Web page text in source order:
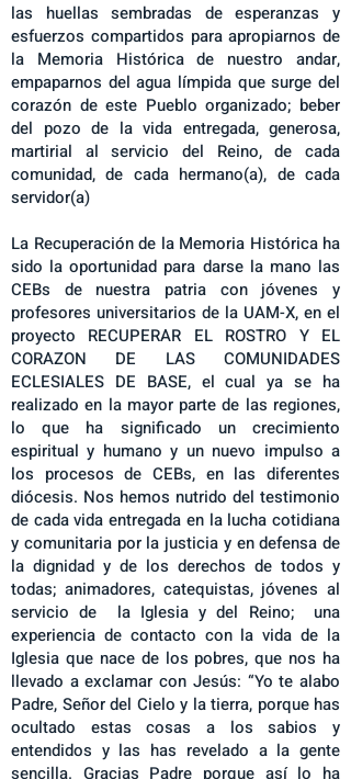
las huellas sembradas de esperanzas y
esfuerzos compartidos para apropiarnos de
la Memoria Histórica de nuestro andar,
empaparnos del agua límpida que surge del
corazón de este Pueblo organizado; beber
del pozo de la vida entregada, generosa,
martirial al servicio del Reino, de cada
comunidad, de cada hermano(a), de cada
servidor(a)
La Recuperación de la Memoria Histórica ha
sido la oportunidad para darse la mano las
CEBs de nuestra patria con jóvenes y
profesores universitarios de la UAM-X, en el
proyecto RECUPERAR EL ROSTRO Y EL
CORAZON DE LAS COMUNIDADES
ECLESIALES DE BASE, el cual ya se ha
realizado en la mayor parte de las regiones,
lo que ha significado un crecimiento
espiritual y humano y un nuevo impulso a
los procesos de CEBs, en las diferentes
diócesis. Nos hemos nutrido del testimonio
de cada vida entregada en la lucha cotidiana
y comunitaria por la justicia y en defensa de
la dignidad y de los derechos de todos y
todas; animadores, catequistas, jóvenes al
servicio de la Iglesia y del Reino; una
experiencia de contacto con la vida de la
Iglesia que nace de los pobres, que nos ha
llevado a exclamar con Jesús: “Yo te alabo
Padre, Señor del Cielo y la tierra, porque has
ocultado estas cosas a los sabios y
entendidos y las has revelado a la gente
sencilla. Gracias Padre porque así lo ha